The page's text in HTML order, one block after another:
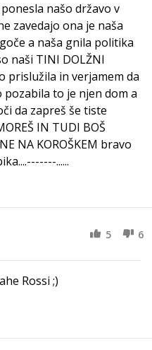
našo državo v
zavedajo ona je naša
a naša gnila politika
naši TINI DOLŽNI
prislužila in verjamem da
pozabila to je njen dom a
da zapreš še tiste
IN TUDI BOŠ
NA KOROŠKEM bravo
......
5 6
Rossi ;)